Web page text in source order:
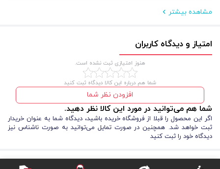
قبل از بررسیمزایا و معایب
هوشمندانه است که تجربه‌ای راحت و کارآمد در استفاده روزمره و حرفه‌ای برای
شما فراهم می‌کند. در ادامه، به صورت دقیق مزایا و محدودیت‌های این
محصول را بررسی می‌کنیم تا تصمیم بهتری برای خرید داشته باشید.
مزایا:
طراحی تاشو و کم‌حجم، مناسب برای حمل و نگهداری آسان.
سری ستاره‌ای سوراخ‌دار دقیق برای پیچ‌های Torx، بدون لیز خوردن.
مشاهده بیشتر
امتیاز و دیدگاه کاربران
هنوز امتیازی ثبت نشده است.
شما هم درباره این کالا دیدگاه ثبت کنید
افزودن نظر شما
شما هم می‌توانید در مورد این کالا نظر دهید.
اگر این محصول را قبلا از فروشگاه خریده باشید، دیدگاه شما به عنوان خریدار
ثبت خواهد شد. همچنین در صورت تمایل می‌توانید به صورت ناشناس نیز
دیدگاه خود را ثبت کنید